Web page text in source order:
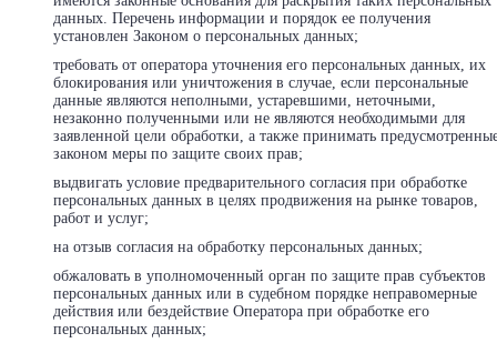
данных. Перечень информации и порядок ее получения
установлен Законом о персональных данных;
требовать от оператора уточнения его персональных данных, их
блокирования или уничтожения в случае, если персональные
данные являются неполными, устаревшими, неточными,
незаконно полученными или не являются необходимыми для
заявленной цели обработки, а также принимать
законом меры по защите своих прав;
выдвигать условие предварительного согласия при обработке
персональных данных в целях продвижения на рынке товаров,
работ и услуг;
на отзыв согласия на обработку персональных данных;
обжаловать в уполномоченный орган по защите прав субъектов
персональных данных или в судебном порядке неправомерные
действия или бездействие Оператора при обработке его
персональных данных;